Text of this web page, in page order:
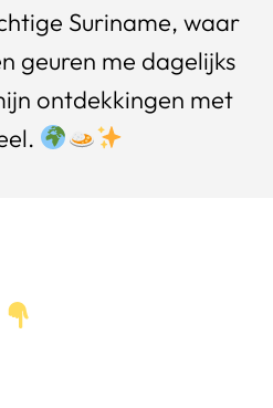
Suriname, waar
geuren me dagelijks
ontdekkingen met